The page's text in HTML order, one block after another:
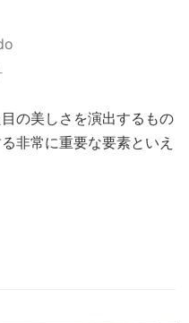
の美しさを演出するもの
非常に重要な要素といえ